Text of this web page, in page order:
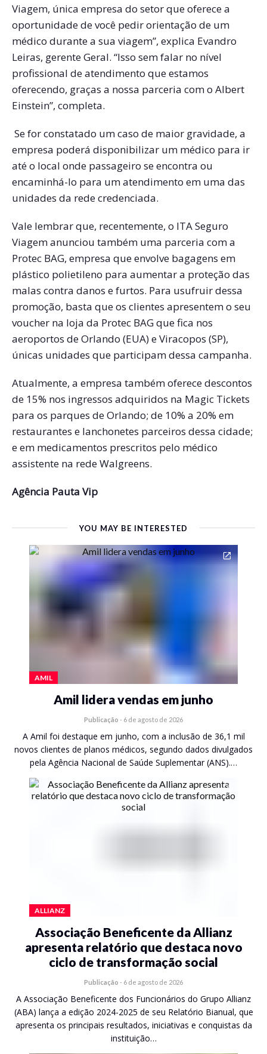
Viagem, única empresa do setor que oferece a
oportunidade de você pedir orientação de um
médico durante a sua viagem”, explica Evandro
Leiras, gerente Geral. “Isso sem falar no nível
profissional de atendimento que estamos
oferecendo, graças a nossa parceria com o Albert
Einstein”, completa.
Se for constatado um caso de maior gravidade, a
empresa poderá disponibilizar um médico para ir
até o local onde passageiro se encontra ou
encaminhá-lo para um atendimento em uma das
unidades da rede credenciada.
Vale lembrar que, recentemente, o ITA Seguro
Viagem anunciou também uma parceria com a
Protec BAG, empresa que envolve bagagens em
plástico polietileno para aumentar a proteção das
malas contra danos e furtos. Para usufruir dessa
promoção, basta que os clientes apresentem o seu
voucher na loja da Protec BAG que fica nos
aeroportos de Orlando (EUA) e Viracopos (SP),
únicas unidades que participam dessa campanha.
Atualmente, a empresa também oferece descontos
de 15% nos ingressos adquiridos na Magic Tickets
para os parques de Orlando; de 10% a 20% em
restaurantes e lanchonetes parceiros dessa cidade;
e em medicamentos prescritos pelo médico
assistente na rede Walgreens.
Agência Pauta Vip
YOU MAY BE INTERESTED
AMIL
Amil lidera vendas em junho
Publicação - 6 de agosto de 2026
A Amil foi destaque em junho, com a inclusão de 36,1 mil
novos clientes de planos médicos, segundo dados divulgados
pela Agência Nacional de Saúde Suplementar (ANS).…
ALLIANZ
Associação Beneficente da Allianz
apresenta relatório que destaca novo
ciclo de transformação social
Publicação - 6 de agosto de 2026
A Associação Beneficente dos Funcionários do Grupo Allianz
(ABA) lança a edição 2024-2025 de seu Relatório Bianual, que
apresenta os principais resultados, iniciativas e conquistas da
instituição…